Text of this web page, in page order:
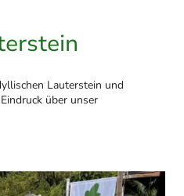
Lauterstein und
über unser